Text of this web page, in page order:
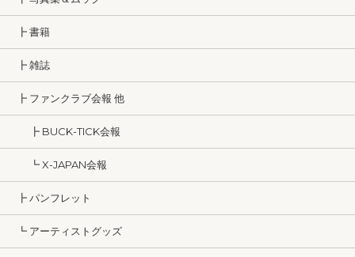
┣ 書籍
┣ 雑誌
┣ ファンクラブ会報 他
┣ BUCK-TICK会報
┗ X-JAPAN会報
┣ パンフレット
┗ アーティストグッズ